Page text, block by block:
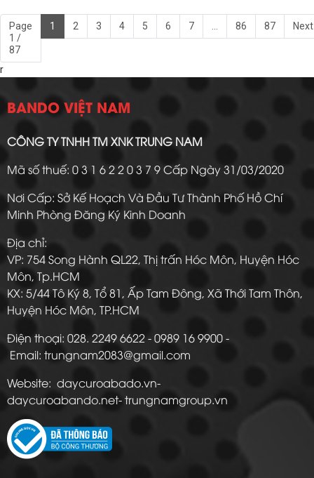
Page
1 /
87
1 2 3 4 5 6 7 ... 86 87 Next
r
BANDO VIỆT NAM
CÔNG TY TNHH TM XNK TRUNG NAM
Mã số thuế: 0 3 1 6 2 2 0 3 7 9 Cấp Ngày 31/03/2020
Nơi Cấp: Sở Kế Hoạch Và Đầu Tư Thành Phố Hồ Chí
Minh Phòng Đăng Ký Kinh Doanh
Địa chỉ:
VP: 754 Song Hành QL22, Thị trấn Hóc Môn, Huyện Hóc
Môn, Tp.HCM
KX: 5/44 Tô Ký 8, Tổ 81, Ấp Tam Đông, Xã Thới Tam Thôn,
Huyện Hóc Môn, TP.HCM
Điện thoại: 028. 2249 6622 - 0989 16 9900 -
Email: trungnam2083@gmail.com
Website: daycuroabado.vn-
daycuroabando.net- trungnamgroup.vn